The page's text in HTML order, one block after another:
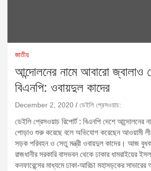
জাতীয়
আন্দোলনের নামে আবারো জ্বালাও
বিএনপি: ওবায়দুল কাদের
December 2, 2020 ডেইলি প্রেসওয়াচ:
ডেইলি প্রেসওয়াচ রিপোর্ট : বিএনপি দেশে আন্দোলনের
পোড়াও শুরু করেছে বলে অভিযোগ করেছেন আওয়ামী
সড়ক পরিবহন ও সেতু মন্ত্রী ওবায়দুল কাদের। আজ
রাজধানীর সরকারি বাসভবন থেকে ঢাকার ধামরাইয়ের
কনফারেন্সের মাধ্যমে ঢাকা-আরিচা মহাসড়কের সাভারের